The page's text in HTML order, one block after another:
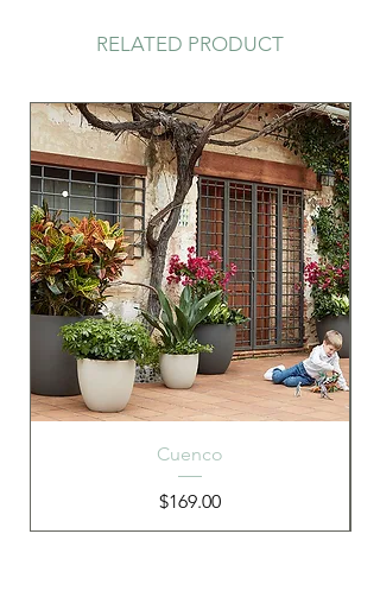
maceta y por otra parte la
donde la artesania del alambre da
forma a la ornamentacion del
macetero, de esta manera
interactuan la figura – fondo de las
siluetas, generan diferentes
sombras, reflejos y juegan con
ligereza.
RELATED PRODUCT
Cuenco
Precio
$169.00